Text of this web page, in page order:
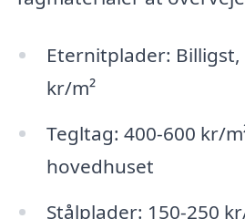
Eternitplader: Billigst,
kr/m²
Tegltag: 400-600 kr/
hovedhuset
Stålplader: 150-250